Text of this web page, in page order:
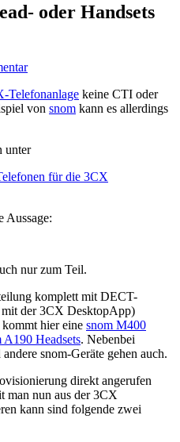
oder Handsets
Telefonanlage keine CTI oder
von snom kann es allerdings
unter
für die 3CX
Aussage:
nur zum Teil.
komplett mit DECT-
mit der 3CX DesktopApp)
hier eine snom M400
A190 Headsets. Nebenbei
snom-Geräte gehen auch.
direkt angerufen
man nun aus der 3CX
kann sind folgende zwei